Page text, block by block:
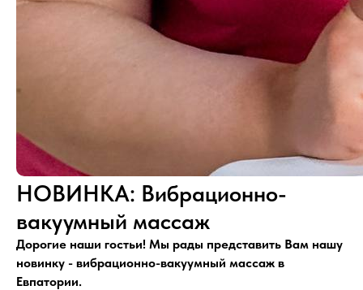
НОВИНКА: Вибрационно-
вакуумный массаж
Дорогие наши гостьи! Мы рады представить Вам нашу
новинку - вибрационно-вакуумный массаж в
Евпатории.